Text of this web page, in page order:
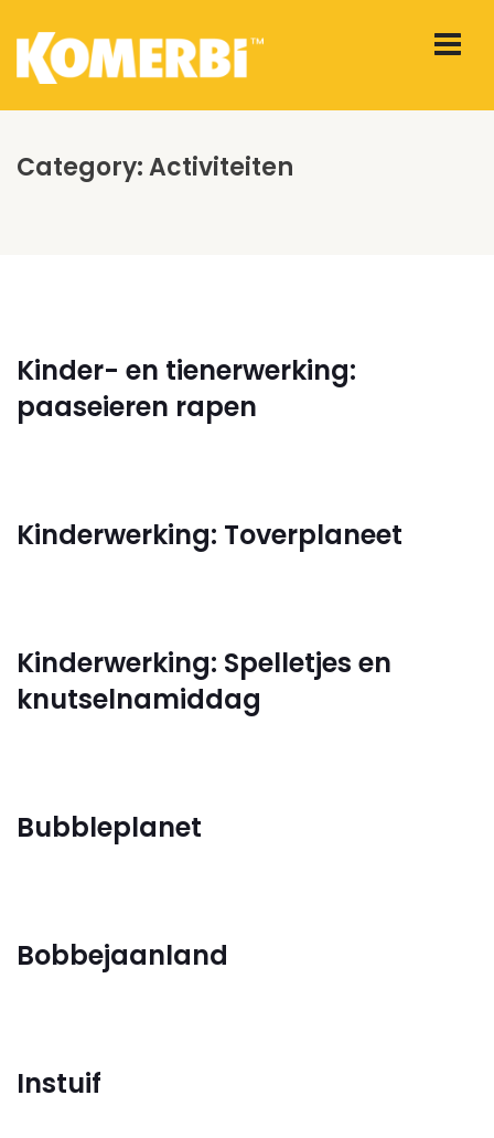
Category:Activiteiten
Kinder- en tienerwerking:
paaseieren rapen
Kinderwerking: Toverplaneet
Kinderwerking: Spelletjes en
knutselnamiddag
Bubbleplanet
Bobbejaanland
Instuif